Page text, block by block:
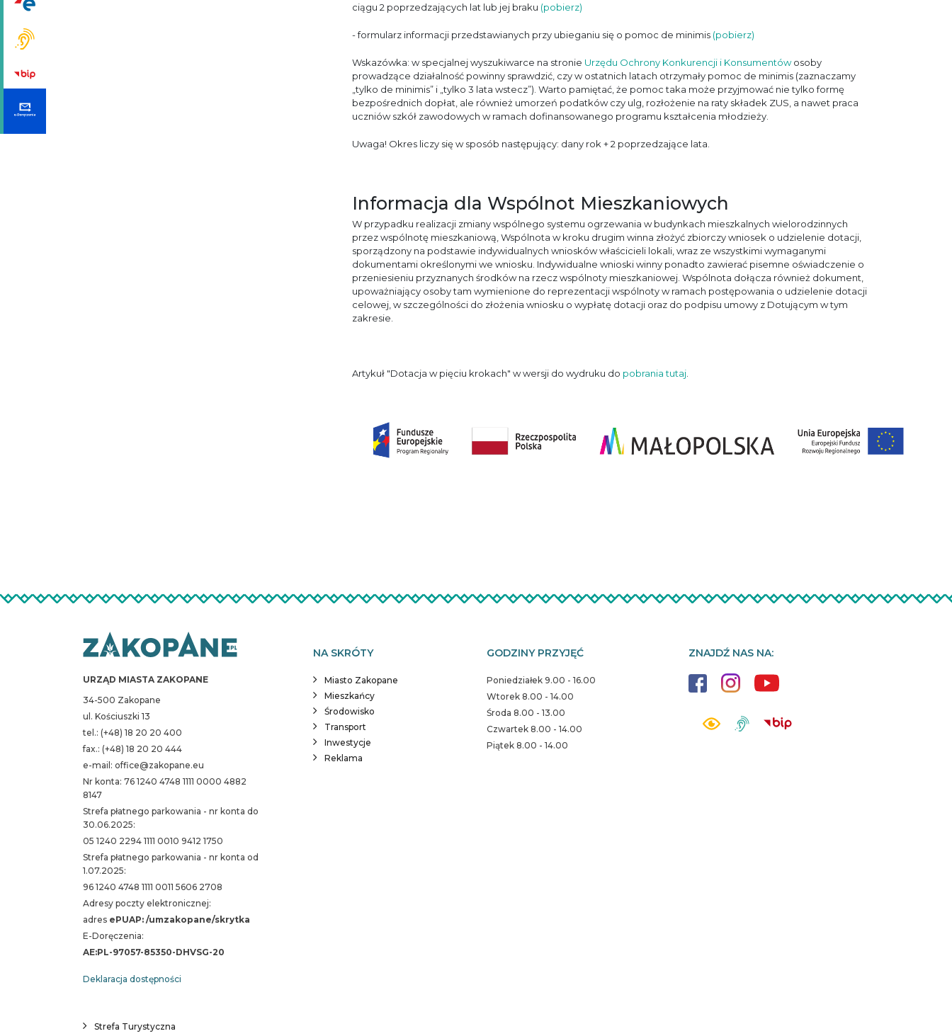
ciągu 2 poprzedzających lat lub jej braku (pobierz)
- formularz informacji przedstawianych przy ubieganiu się o pomoc de minimis (pobierz)
Wskazówka: w specjalnej wyszukiwarce na stronie Urzędu Ochrony Konkurencji i Konsumentówosoby
prowadzące działalność powinny sprawdzić, czy w ostatnich latach otrzymały pomoc de minimis (zaznaczamy
„tylko de minimis” i „tylko 3 lata wstecz”). Warto pamiętać, że pomoc taka może przyjmować nie tylko formę
bezpośrednich dopłat, ale również umorzeń podatków czy ulg, rozłożenie na raty składek ZUS, a nawet praca
uczniów szkół zawodowych w ramach dofinansowanego programu kształcenia młodzieży.
Uwaga! Okres liczy się w sposób następujący: dany rok + 2 poprzedzające lata.
Informacja dla Wspólnot Mieszkaniowych
W przypadku realizacji zmiany wspólnego systemu ogrzewania w budynkach mieszkalnych wielorodzinnych
przez wspólnotę mieszkaniową, Wspólnota w kroku drugim winna złożyć zbiorczy wniosek o udzielenie dotacji,
sporządzony na podstawie indywidualnych wniosków właścicieli lokali, wraz ze wszystkimi wymaganymi
dokumentami określonymi we wniosku. Indywidualne wnioski winny ponadto zawierać pisemne oświadczenie o
przeniesieniu przyznanych środków na rzecz wspólnoty mieszkaniowej. Wspólnota dołącza również dokument,
upoważniający osoby tam wymienione do reprezentacji wspólnoty w ramach postępowania o udzielenie dotacji
celowej, w szczególności do złożenia wniosku o wypłatę dotacji oraz do podpisu umowy z Dotującym w tym
zakresie.
Artykuł "Dotacja w pięciu krokach" w wersji do wydruku do pobrania tutaj
URZĄD MIASTA ZAKOPANE
34-500 Zakopane
ul. Kościuszki 13
tel.: (+48) 18 20 20 400
fax.: (+48) 18 20 20 444
e-mail: office@zakopane.eu
Nr konta: 76 1240 4748 1111 0000 4882
8147
Strefa płatnego parkowania - nr konta do
30.06.2025:
05 1240 2294 1111 0010 9412 1750
Strefa płatnego parkowania - nr konta od
1.07.2025:
96 1240 4748 1111 0011 5606 2708
Adresy poczty elektronicznej:
adres ePUAP: /umzakopane/skrytka
E-Doręczenia:
AE:PL-97057-85350-DHVSG-20
Deklaracja dostępności
Strefa Turystyczna
NA SKRÓTY
Miasto Zakopane
Mieszkańcy
Środowisko
Transport
Inwestycje
Reklama
GODZINY PRZYJĘĆ
Poniedziałek 9.00 - 16.00
Wtorek 8.00 - 14.00
Środa 8.00 - 13.00
Czwartek 8.00 - 14.00
Piątek 8.00 - 14.00
ZNAJDŹ NAS NA: